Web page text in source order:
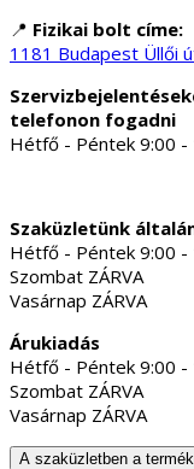
📍 Fizikai bolt címe:
1181 Budapest Üllői
telefonon fogadni
Hétfő - Péntek 9:00 -
Szaküzletünk
Hétfő - Péntek 9:00 -
Szombat ZÁRVA
Vasárnap ZÁRVA
Árukiadás
Hétfő - Péntek 9:00 -
Szombat ZÁRVA
Vasárnap ZÁRVA
A szaküzletben a